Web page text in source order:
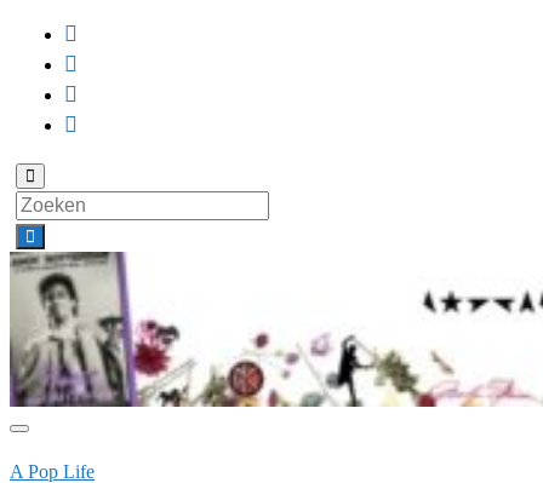
Toggle
zoekformulier
Search
for:
Toggle
A Pop Life